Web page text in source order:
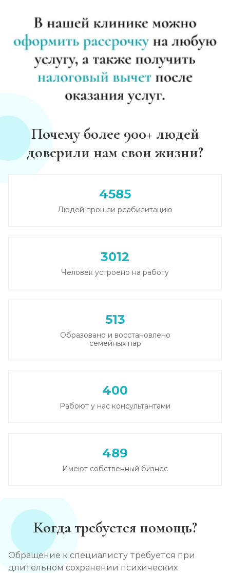
Почему более 900+ людей
доверили нам свои жизни?
4585
Людей прошли реабилитацию
3012
Человек устроено на работу
513
Образовано и восстановлено
семейных пар
400
Рабоют у нас консультантами
489
Имеют собственный бизнес
Когда требуется помощь?
Обращение к специалисту требуется при
длительном сохранении психических